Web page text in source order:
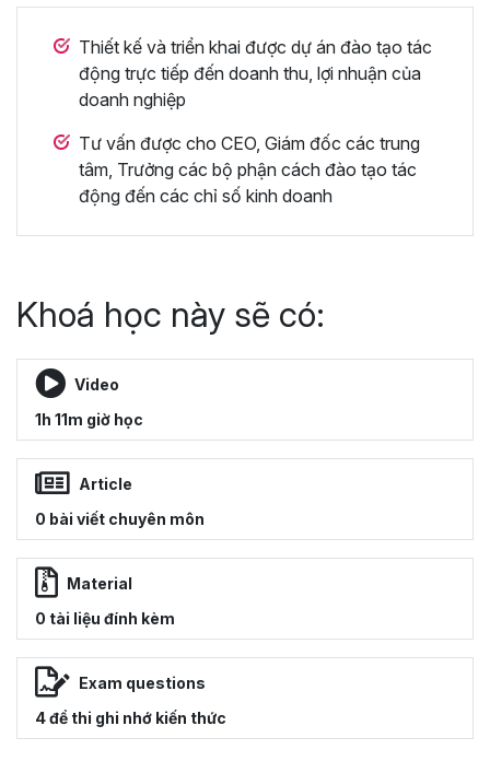
Thiết kế và triển khai được dự án đào tạo tác
động trực tiếp đến doanh thu, lợi nhuận của
doanh nghiệp
Tư vấn được cho CEO, Giám đốc các trung
tâm, Trưởng các bộ phận cách đào tạo tác
động đến các chỉ số kinh doanh
Khoá học này sẽ có:
Video
1h 11m giờ học
Article
0 bài viết chuyên môn
Material
0 tài liệu đính kèm
Exam questions
4 đề thi ghi nhớ kiến thức